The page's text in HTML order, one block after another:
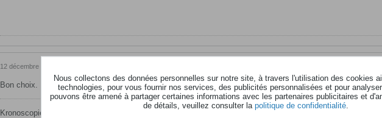
12 décembre 2005, 21h01
Bon choix. Le iON est sympa mais le NL2X est supérieur.
Kronoscopie, tout sur le Kronos
Nous collectons des données personnelles sur notre site, à travers l'utilisation des cookies
technologies, pour vous fournir nos services, des publicités personnalisées et pour
pouvons être amené à partager certaines informations avec les partenaires publicitaires et
de détails, veuillez consulter la politique de confidentialité.